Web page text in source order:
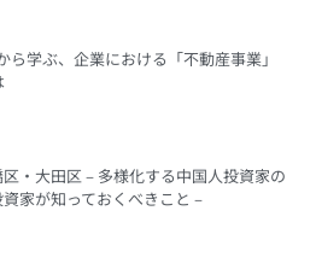
ら学ぶ、企業における「不動産事業」
・大田区 – 多様化する中国人投資家の
家が知っておくべきこと –